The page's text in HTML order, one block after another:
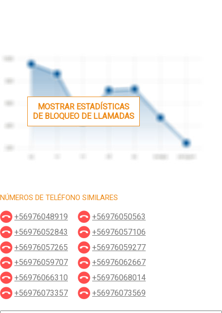
MOSTRAR ESTADÍSTICAS
DE BLOQUEO DE LLAMADAS
NÚMEROS DE TELÉFONO SIMILARES
+56976048919
+56976050563
+56976052843
+56976057106
+56976057265
+56976059277
+56976059707
+56976062667
+56976066310
+56976068014
+56976073357
+56976073569